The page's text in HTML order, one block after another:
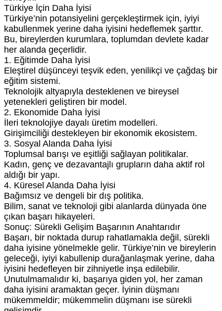
Türkiye İçin Daha İyisi
Türkiye’nin potansiyelini gerçekleştirmek için, iyiyi
kabullenmek yerine daha iyisini hedeflemek şarttır.
Bu, bireylerden kurumlara, toplumdan devlete kadar
her alanda geçerlidir.
1. Eğitimde Daha İyisi
Eleştirel düşünceyi teşvik eden, yenilikçi ve çağdaş bir
eğitim sistemi.
Teknolojik altyapıyla desteklenen ve bireysel
yetenekleri geliştiren bir model.
2. Ekonomide Daha İyisi
İleri teknolojiye dayalı üretim modelleri.
Girişimciliği destekleyen bir ekonomik ekosistem.
3. Sosyal Alanda Daha İyisi
Toplumsal barışı ve eşitliği sağlayan politikalar.
Kadın, genç ve dezavantajlı grupların daha aktif rol
aldığı bir yapı.
4. Küresel Alanda Daha İyisi
Bağımsız ve dengeli bir dış politika.
Bilim, sanat ve teknoloji gibi alanlarda dünyada öne
çıkan başarı hikayeleri.
Sonuç: Sürekli Gelişim Başarının Anahtarıdır
Başarı, bir noktada durup rahatlamakla değil, sürekli
daha iyisine yönelmekle gelir. Türkiye’nin ve bireylerin
geleceği, iyiyi kabullenip durağanlaşmak yerine, daha
iyisini hedefleyen bir zihniyetle inşa edilebilir.
Unutulmamalıdır ki, başarıya giden yol, her zaman
daha iyisini aramaktan geçer. İyinin düşmanı
mükemmeldir; mükemmelin düşmanı ise sürekli